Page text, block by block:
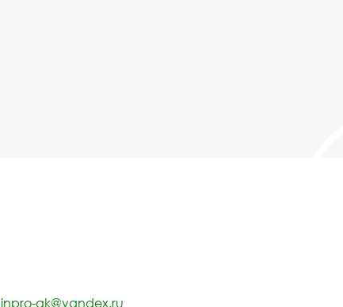
inpro-gk@yandex.ru